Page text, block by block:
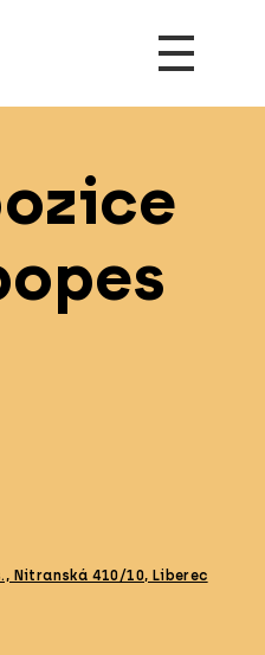
Nitranská 410/10, Liberec